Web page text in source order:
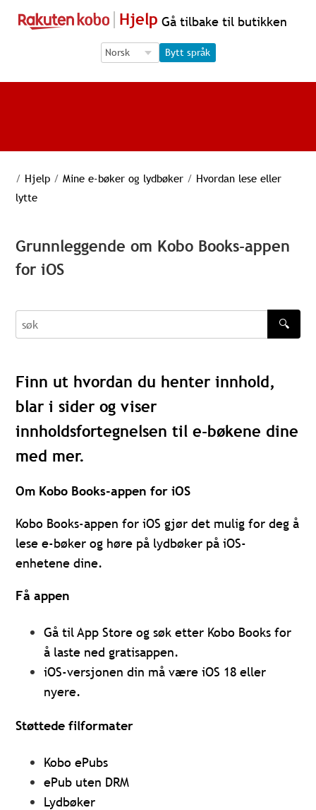
Hjelp Gå tilbake til butikken
Language Selection
Language Selection
Bytt språk
/ Hjelp / Mine e-bøker og lydbøker / Hvordan lese eller
lytte
Grunnleggende om Kobo Books-appen
for iOS
søk
🔍
Finn ut hvordan du henter innhold,
blar i sider og viser
innholdsfortegnelsen til e-bøkene dine
med mer.
Om Kobo Books-appen for iOS
Kobo Books-appen for iOS gjør det mulig for deg å
lese e-bøker og høre på lydbøker på iOS-
enhetene dine.
Få appen
Gå til App Store og søk etter Kobo Books for
å laste ned gratisappen.
iOS-versjonen din må være iOS 18 eller
nyere.
Støttede filformater
Kobo ePubs
ePub uten DRM
Lydbøker